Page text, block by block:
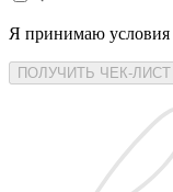
Я принимаю условия
ПОЛУЧИТЬ ЧЕК-ЛИСТ